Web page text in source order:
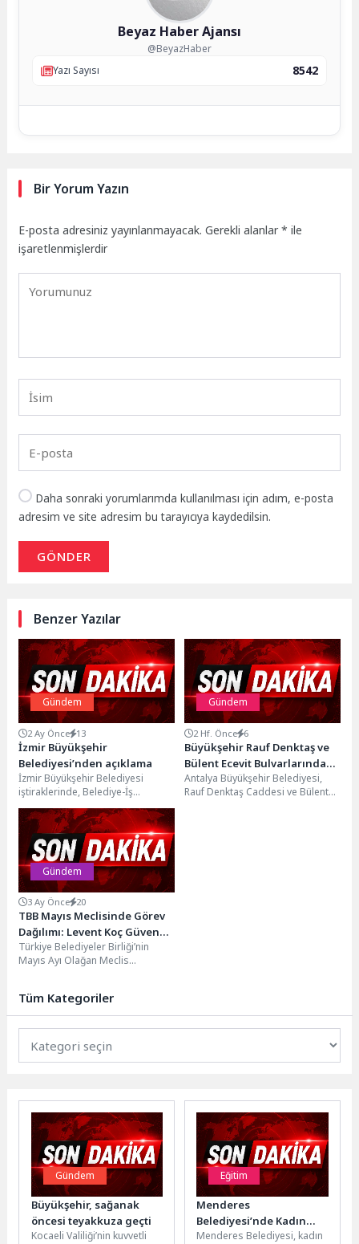
Beyaz Haber Ajansı
@BeyazHaber
Yazı Sayısı
8542
Bir Yorum Yazın
E-posta adresiniz yayınlanmayacak. Gerekli alanlar* ile
işaretlenmişlerdir
Daha sonraki yorumlarımda kullanılması için adım, e-posta
adresim ve site adresim bu tarayıcıya kaydedilsin.
GÖNDER
Benzer Yazılar
Gündem
2 Ay Önce 13
İzmir Büyükşehir
Belediyesi’nden açıklama
İzmir Büyükşehir Belediyesi
iştiraklerinde, Belediye-İş
Sendikası ile yürütülen toplu iş
sözleşmesi görüşmelerinde
anlaşma sağlanamamasına
ilişkin...
Gündem
2 Hf. Önce 6
Büyükşehir Rauf Denktaş ve
Bülent Ecevit Bulvarlarında
asfalt çalışmalarına başlıyor
Antalya Büyükşehir Belediyesi,
Rauf Denktaş Caddesi ve Bülent
Gündem
3 Ay Önce 20
TBB Mayıs Meclisinde Görev
Dağılımı: Levent Koç Güven
Tazeledi
Türkiye Belediyeler Birliği’nin
Mayıs Ayı Olağan Meclis
Tüm Kategoriler
Gündem
Büyükşehir, sağanak
öncesi teyakkuza geçti
Kocaeli Valiliği’nin kuvvetli
Eğitim
Menderes
Belediyesi’nde Kadın
Sağlığı Eğitimi
Menderes Belediyesi, kadın